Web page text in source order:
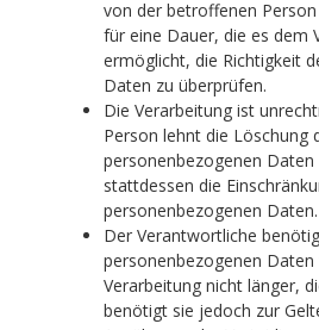
von der betroffenen
für eine Dauer, die es dem
ermöglicht, die Richtigkeit
Daten zu überprüfen.
Die Verarbeitung ist
Person lehnt die Löschung
personenbezogenen
stattdessen die
personenbezogenen Daten.
Der Verantwortliche
personenbezogenen
Verarbeitung nicht länger,
benötigt sie jedoch zur